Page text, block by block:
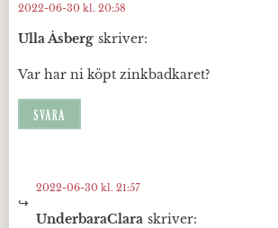
Ulla Åsberg skriver:
2022-06-30 kl. 20:58
Var har ni köpt zinkbadkaret?
SVARA
UnderbaraClara skriver:
2022-06-30 kl. 21:57